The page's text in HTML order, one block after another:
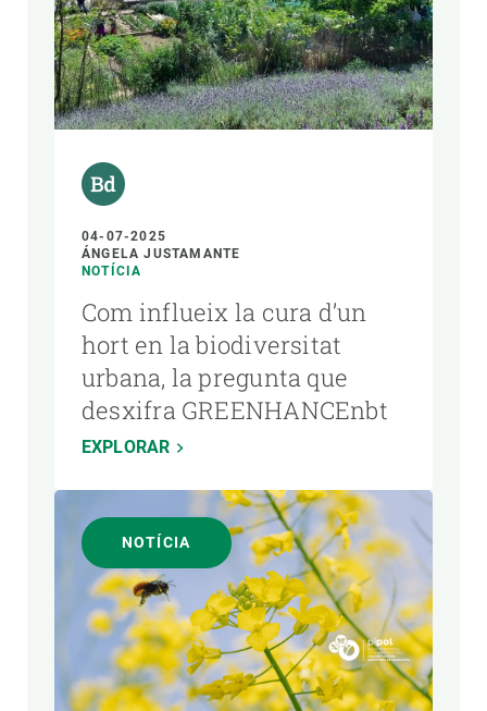
04-07-2025
ÁNGELA JUSTAMANTE
NOTÍCIA
Com influeix la cura d’un
hort en la biodiversitat
urbana, la pregunta que
desxifra GREENHANCEnbt
EXPLORAR
NOTÍCIA